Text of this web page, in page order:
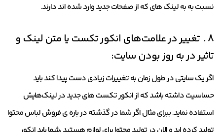
نسبت به به لینک های که از صفحات جدید وارد شده اند دارند.
8 . تغییر در علامت‌های انکور تکست یا متن لینک و
تاثیر در به روز بودن سایت:
اگر یک سایتی در طول زمان به تغییرات زیادی دست پیدا کند باید
حساسیت داشته باشد که از انکور تکست های جدید در لینک‌هایش
استفاده نماید. ببرای مثال اگر شما در گذشته در باره ی فروش لباس محتوا